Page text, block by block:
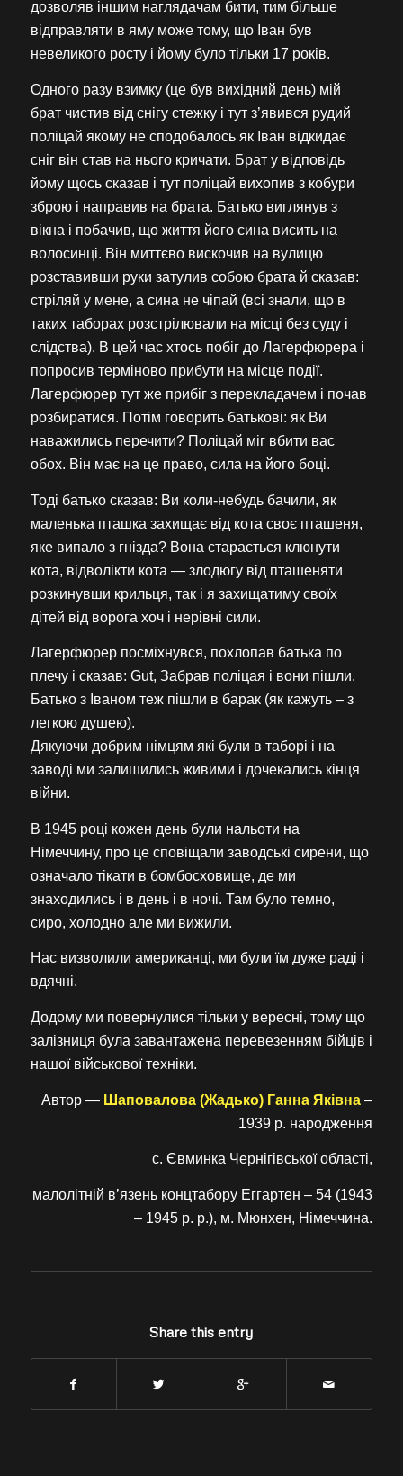
дозволяв іншим наглядачам бити, тим більше
відправляти в яму може тому, що Іван був
невеликого росту і йому було тільки 17 років.
Одного разу взимку (це був вихідний день) мій
брат чистив від снігу стежку і тут з’явився рудий
поліцай якому не сподобалось як Іван відкидає
сніг він став на нього кричати. Брат у відповідь
йому щось сказав і тут поліцай вихопив з кобури
зброю і направив на брата. Батько виглянув з
вікна і побачив, що життя його сина висить на
волосинці. Він миттєво вискочив на вулицю
розставивши руки затулив собою брата й сказав:
стріляй у мене, а сина не чіпай (всі знали, що в
таких таборах розстрілювали на місці без суду і
слідства). В цей час хтось побіг до Лагерфюрера і
попросив терміново прибути на місце події.
Лагерфюрер тут же прибіг з перекладачем і почав
розбиратися. Потім говорить батькові: як Ви
наважились перечити? Поліцай міг вбити вас
обох. Він має на це право, сила на його боці.
Тоді батько сказав: Ви коли-небудь бачили, як
маленька пташка захищає від кота своє пташеня,
яке випало з гнізда? Вона старається клюнути
кота, відволікти кота — злодюгу від пташеняти
розкинувши крильця, так і я захищатиму своїх
дітей від ворога хоч і нерівні сили.
Лагерфюрер посміхнувся, похлопав батька по
плечу і сказав: Gut, Забрав поліцая і вони пішли.
Батько з Іваном теж пішли в барак (як кажуть – з
легкою душею).
Дякуючи добрим німцям які були в таборі і на
заводі ми залишились живими і дочекались кінця
війни.
В 1945 році кожен день були нальоти на
Німеччину, про це сповіщали заводські сирени, що
означало тікати в бомбосховище, де ми
знаходились і в день і в ночі. Там було темно,
сиро, холодно але ми вижили.
Нас визволили американці, ми були їм дуже раді і
вдячні.
Додому ми повернулися тільки у вересні, тому що
залізниця була завантажена перевезенням бійців і
нашої військової техніки.
Автор — Шаповалова (Жадько) Ганна Яківна –
1939 р. народження
с. Євминка Чернігівської області,
малолітній в’язень концтабору Еггартен – 54 (1943
– 1945 р. р.), м. Мюнхен, Німеччина.
Share this entry